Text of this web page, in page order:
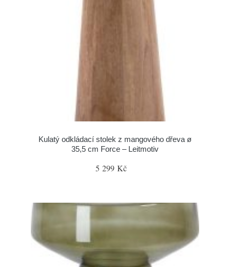
Kulatý odkládací stolek z mangového dřeva ø
35,5 cm Force – Leitmotiv
5 299 Kč